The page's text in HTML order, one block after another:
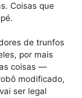
Coisas que
de trunfos
por mais
coisas —
modificado,
ser legal